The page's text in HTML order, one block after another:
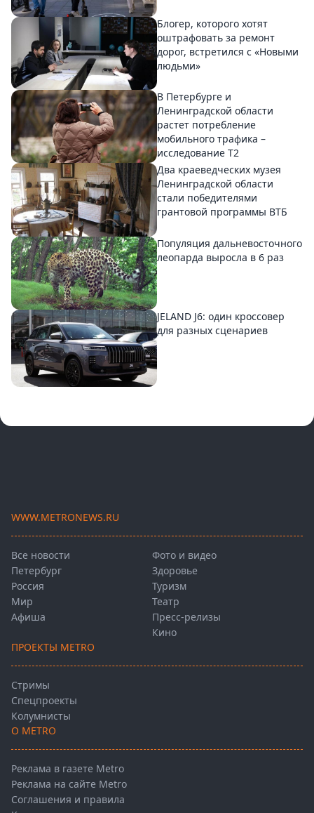
Блогер, которого хотят
оштрафовать за ремонт
дорог, встретился с «Новыми
людьми»
В Петербурге и
Ленинградской области
растет потребление
мобильного трафика –
исследование T2
Два краеведческих музея
Ленинградской области
стали победителями
грантовой программы ВТБ
Популяция дальневосточного
леопарда выросла в 6 раз
JELAND J6: один кроссовер
для разных сценариев
WWW.METRONEWS.RU
Все новости
Петербург
Россия
Мир
Афиша
Фото и видео
Здоровье
Туризм
Театр
Пресс-релизы
Кино
ПРОЕКТЫ METRO
Стримы
Спецпроекты
Колумнисты
О METRO
Реклама в газете Metro
Реклама на сайте Metro
Соглашения и правила